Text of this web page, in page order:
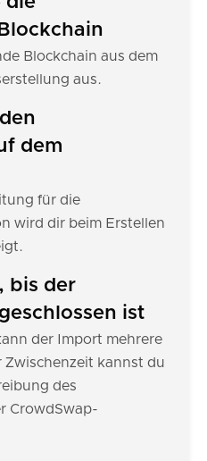
Blockchain aus dem
aus.
dem
für die
wird dir beim Erstellen
bis der
ist
der Import mehrere
Zwischenzeit kannst du
des
CrowdSwap-